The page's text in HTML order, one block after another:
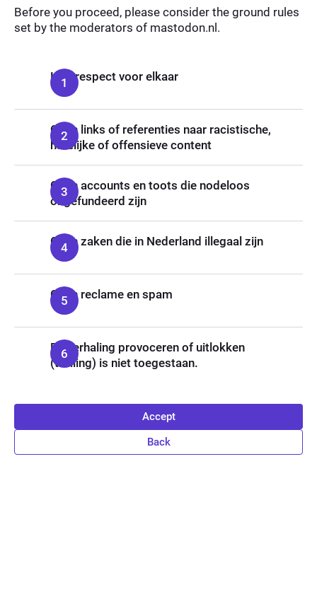
Before you proceed, please consider the ground rules
set by the moderators of mastodon.nl.
Heb respect voor elkaar
Geen links of referenties naar racistische,
hatelijke of offensieve content
Geen accounts en toots die nodeloos
ongefundeerd zijn
Geen zaken die in Nederland illegaal zijn
Geen reclame en spam
Bij herhaling provoceren of uitlokken
(trolling) is niet toegestaan.
Accept
Back